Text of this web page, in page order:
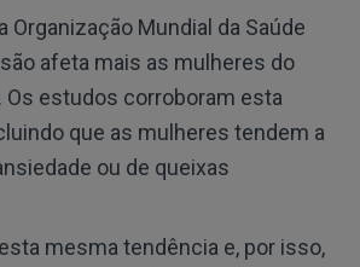
Organização Mundial da Saúde
afeta mais as mulheres do
Os estudos corroboram esta
que as mulheres tendem a
ou de queixas
mesma tendência e, por isso,